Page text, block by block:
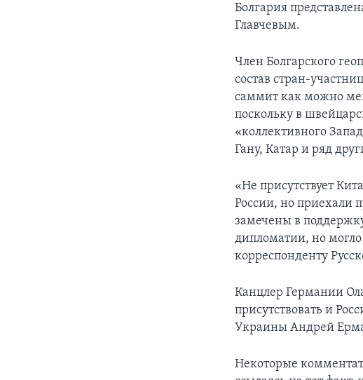
Болгария
Главчевым.
Член Болгарского
состав стран-
саммит как можно
поскольку в
«коллективного
Гану, Катар и ряд
«Не присутствует
России, но приехали
замечены в
дипломатии, но
корреспонденту
Канцлер Германии
присутствовать и
Украины Андрей
Некоторые